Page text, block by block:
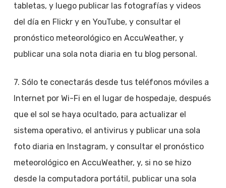
tabletas, y luego publicar las fotografías y videos
del día en Flickr y en YouTube, y consultar el
pronóstico meteorológico en AccuWeather, y
publicar una sola nota diaria en tu blog personal.
7. Sólo te conectarás desde tus teléfonos móviles a
Internet por Wi-Fi en el lugar de hospedaje, después
que el sol se haya ocultado, para actualizar el
sistema operativo, el antivirus y publicar una sola
foto diaria en Instagram, y consultar el pronóstico
meteorológico en AccuWeather, y, si no se hizo
desde la computadora portátil, publicar una sola